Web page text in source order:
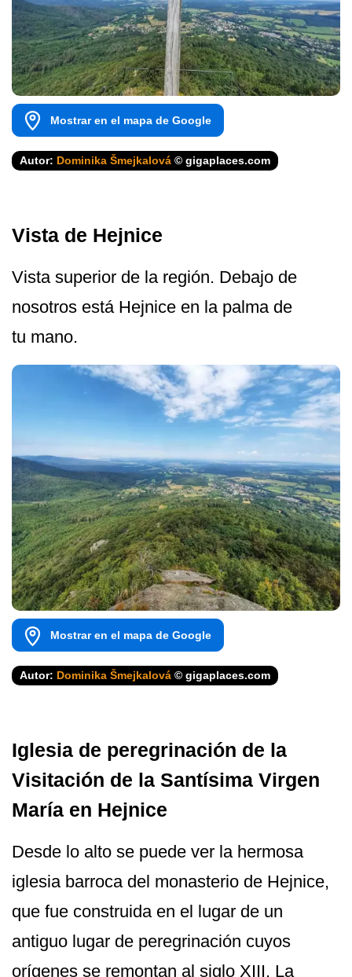
Mostrar en el mapa de Google
Autor: Dominika Šmejkalová © gigaplaces.com
Vista de Hejnice
Vista superior de la región. Debajo de
nosotros está Hejnice en la palma de
tu mano.
Mostrar en el mapa de Google
Autor: Dominika Šmejkalová © gigaplaces.com
Iglesia de peregrinación de la
Visitación de la Santísima Virgen
María en Hejnice
Desde lo alto se puede ver la hermosa
iglesia barroca del monasterio de Hejnice,
que fue construida en el lugar de un
antiguo lugar de peregrinación cuyos
orígenes se remontan al siglo XIII. La